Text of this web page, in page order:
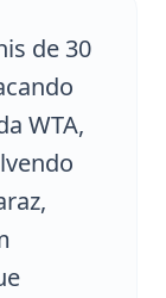
de 30
WTA,